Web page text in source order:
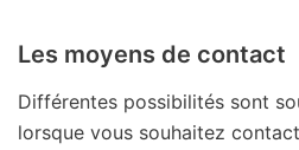
Les moyens de contact
Différentes possibilités sont
lorsque vous souhaitez